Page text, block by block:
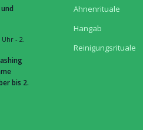
Uhr- 2.
bis 2.
Ahnenrituale
Hangab
Reinigungsrituale